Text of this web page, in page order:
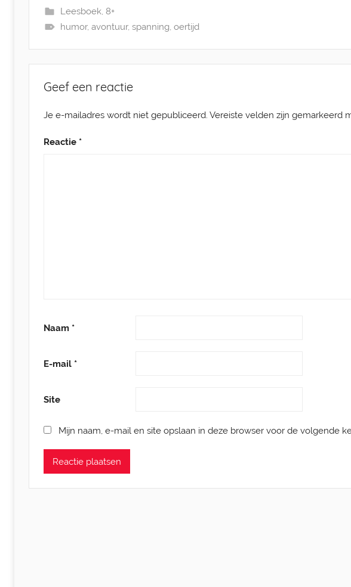
Leesboek, 8+
humor, avontuur, spanning, oertijd
Geef een reactie
Je e-mailadres wordt niet gepubliceerd. Vereiste velden zijn gemarkeerd
Reactie *
Naam *
E-mail *
Site
Mijn naam, e-mail en site opslaan in deze browser voor de volgende